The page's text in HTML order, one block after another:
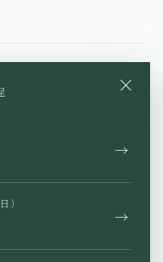
Facebook
TW
×
→
）
→